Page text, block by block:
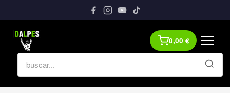
0,00 €